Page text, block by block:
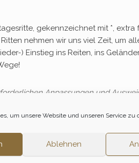
um unsere Website und unseren Service zu
Ablehnen
gekennzeichnet mit *, extra
nehmen wir uns viel Zeit, um
) Einstieg ins Reiten, ins
Anpassungen und